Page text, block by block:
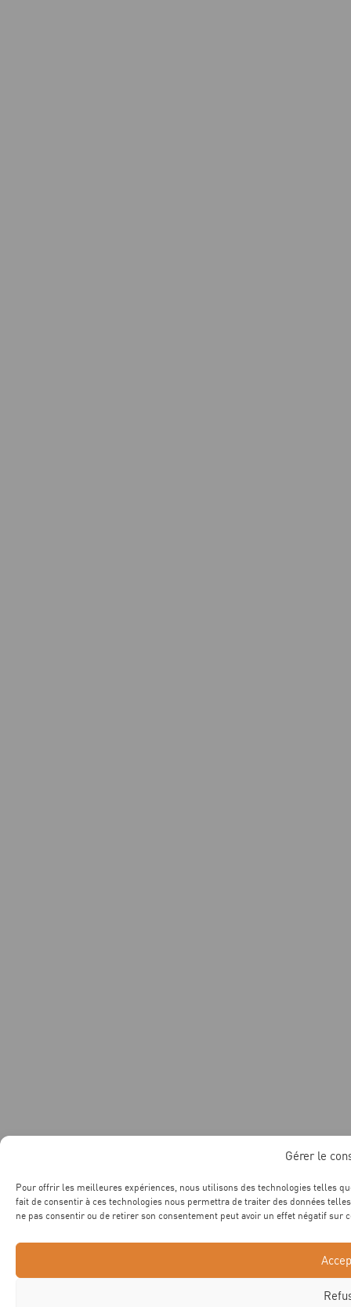
Gérer le
Pour offrir les meilleures expériences, nous utilisons des technologies telles
fait de consentir à ces technologies nous permettra de traiter des données
ne pas consentir ou de retirer son consentement peut avoir un effet négatif sur